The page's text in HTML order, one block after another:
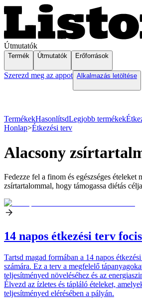
Útmutatók
Termék Útmutatók Erőforrások
Szerezd meg az appot Alkalmazás letöltése
TermékekHasonlítsdLegjobb termékek
Honlap>Étkezési terv
Alacsony
Fedezze fel a finom és egészséges ételeket
zsírtartalommal, hogy támogassa diétás
14 napos étkezési terv
Tartsd magad formában a 14 napos
számára. Ez a terv a megfelelő
teljesítményed növeléséhez és az
Élvezd az ízletes és tápláló ételeket,
teljesítményed elérésében a pályán.